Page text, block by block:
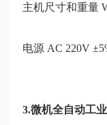
主机尺寸和重量
电源 AC 220V
3.微机全自动工